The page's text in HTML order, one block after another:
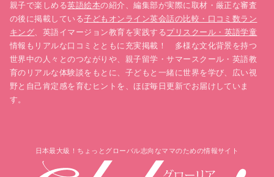
親子で楽しめる英語絵本の紹介、編集部が実際に取材・厳正な審査
の後に掲載している子どもオンライン英会話の比較・口コミ数ラン
キング、英語イマージョン教育を実践するプリスクール・英語学童
情報もリアルな口コミとともに充実掲載！ 多様な文化背景を持つ
世界中の人々とのつながりや、親子留学・サマースクール・英語教
育のリアルな体験談をもとに、子どもと一緒に世界を学び、広い視
野と自己肯定感を育むヒントを、ほぼ毎日更新でお届けしていま
す。
日本最大級！ちょっとグローバル志向なママのための情報サイト